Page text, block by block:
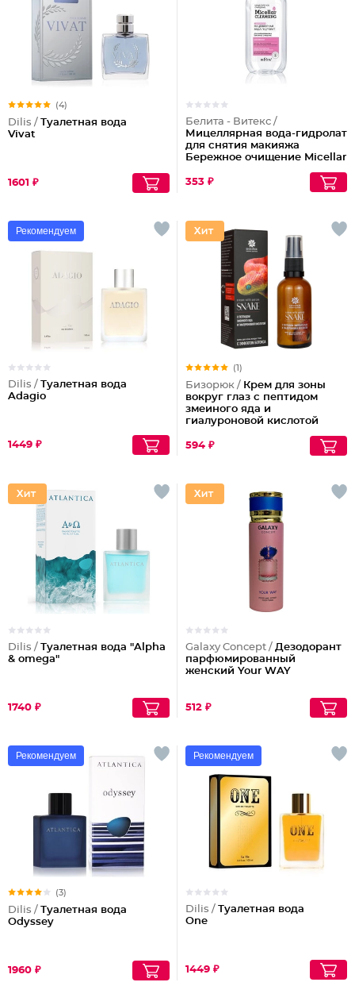
(4)
Dilis / Туалетная вода
Vivat
1601 ₽
Белита - Витекс /
Мицеллярная вода-гидролат
для снятия макияжа
Бережное очищение Micellar
353 ₽
Рекомендуем
Dilis / Туалетная вода
Adagio
1449 ₽
(1)
Бизорюк / Крем для зоны
вокруг глаз с пептидом
змеиного яда и
гиалуроновой кислотой
594 ₽
Dilis / Туалетная вода "Alpha
& omega"
1740 ₽
Galaxy Concept / Дезодорант
парфюмированный
женский Your WAY
512 ₽
Рекомендуем
(3)
Dilis / Туалетная вода
Odyssey
1960 ₽
Рекомендуем
Dilis / Туалетная вода
One
1449 ₽